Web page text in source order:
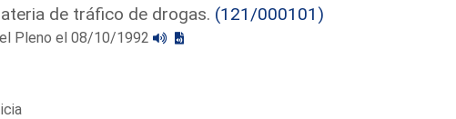
de tráfico de drogas. (121/000101)
Pleno el 08/10/1992